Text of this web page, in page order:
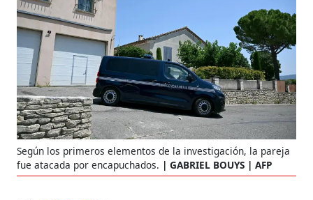
Según los primeros elementos de la investigación, la pareja
fue atacada por encapuchados.
GABRIEL BOUYS | AFP